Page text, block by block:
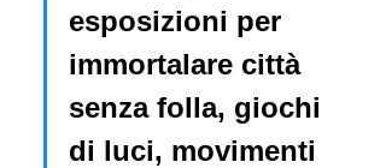
esposizioni per
immortalare città
senza folla, giochi
di luci, movimenti